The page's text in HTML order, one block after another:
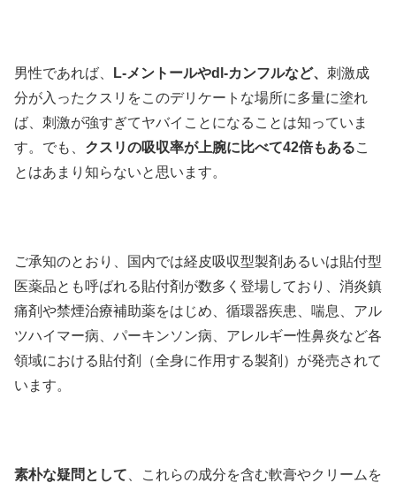
男性であれば、 L-メントールやdl-カンフルなど、 刺激成
分が入ったクスリをこのデリケートな場所に多量に塗れ
ば、刺激が強すぎてヤバイことになることは知っていま
す。でも、 クスリの吸収率が上腕に比べて42倍もあるこ
とはあまり知らないと思います。
ご承知のとおり、国内では経皮吸収型製剤あるいは貼付型
医薬品とも呼ばれる貼付剤が数多く登場しており、消炎鎮
痛剤や禁煙治療補助薬をはじめ、循環器疾患、喘息、アル
ツハイマー病、パーキンソン病、アレルギー性鼻炎など各
領域における貼付剤（全身に作用する製剤）が発売されて
います。
素朴な疑問として 、これらの成分を含む軟膏やクリームを